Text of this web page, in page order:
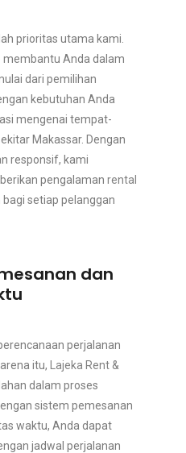
prioritas utama kami.
Anda dalam
dari pemilihan
kebutuhan Anda
mengenai tempat-
Makassar. Dengan
responsif, kami
pengalaman rental
setiap pelanggan
dan
perjalanan
itu, Lajeka Rent &
dalam proses
sistem pemesanan
waktu, Anda dapat
jadwal perjalanan